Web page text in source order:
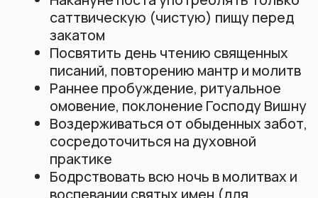
после болезни или хирургических
вмешательств
Пожилым людям с ослабленным
здоровьем
Людям с хроническими
заболеваниями в период обострения
Тем, кто принимает жизненно важные
медикаменты по строгому
расписанию
Новичкам без опыта голодания
(рекомендуется начать с отказа
только от запрещенных продуктов)
Кому запрещено соблюдать
пост